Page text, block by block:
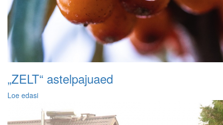
„ZELT“ astelpajuaed
Loe edasi